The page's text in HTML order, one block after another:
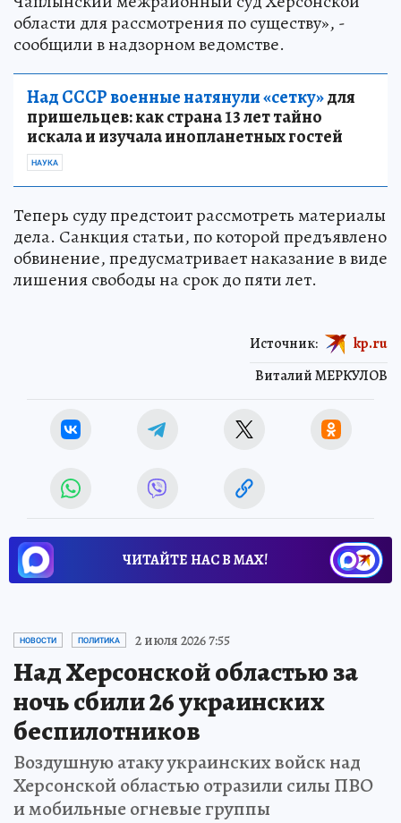
области для рассмотрения по существу», -
сообщили в надзорном ведомстве.
Над СССР военные натянули «сетку»для
пришельцев: как страна 13 лет тайно
искала и изучала инопланетных гостей
НАУКА
Теперь суду предстоит рассмотреть материалы
дела. Санкция статьи, по которой предъявлено
обвинение, предусматривает наказание в виде
лишения свободы на срок до пяти лет.
Виталий МЕРКУЛОВ
Источник: kp.ru
ЧИТАЙТЕ НАС В МАХ!
НОВОСТИ ПОЛИТИКА 2 июля 2026 7:55
Над Херсонской областью за
ночь сбили 26 украинских
беспилотников
Воздушную атаку украинских войск над
Херсонской областью отразили силы ПВО
и мобильные огневые группы